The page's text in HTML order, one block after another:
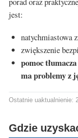
jest:
natychmiastowa
zwiększenie
pomoc
ma problemy z
Ostatnie uaktualnienie:
Gdzie